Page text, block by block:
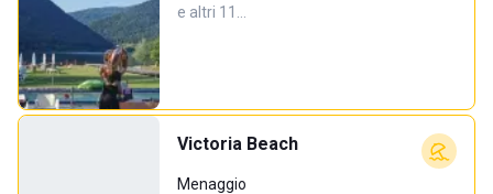
e altri 11…
Victoria Beach
Menaggio